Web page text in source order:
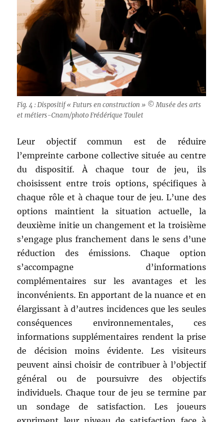
Fig. 4 : Dispositif « Futurs en construction » © Musée des arts
et métiers-Cnam/photo Frédérique Toulet
Leur objectif commun est de réduire
l’empreinte carbone collective située au centre
du dispositif. À chaque tour de jeu, ils
choisissent entre trois options, spécifiques à
chaque rôle et à chaque tour de jeu. L’une des
options maintient la situation actuelle, la
deuxième initie un changement et la troisième
s’engage plus franchement dans le sens d’une
réduction des émissions. Chaque option
s’accompagne d’informations
complémentaires sur les avantages et les
inconvénients. En apportant de la nuance et en
élargissant à d’autres incidences que les seules
conséquences environnementales, ces
informations supplémentaires rendent la prise
de décision moins évidente. Les visiteurs
peuvent ainsi choisir de contribuer à l’objectif
général ou de poursuivre des objectifs
individuels. Chaque tour de jeu se termine par
un sondage de satisfaction. Les joueurs